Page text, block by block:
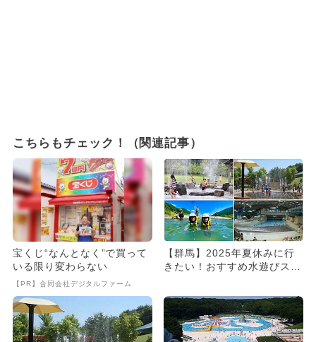
こちらもチェック！（関連記事）
宝くじ“なんとなく”で買って
いる限り変わらない
【PR】合同会社デジタルファーム
【群馬】2025年夏休みに行
きたい！おすすめ水遊びスポ